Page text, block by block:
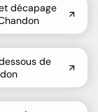
décapage
de